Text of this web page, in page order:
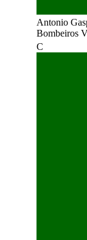
Antonio
Bombeiros
C